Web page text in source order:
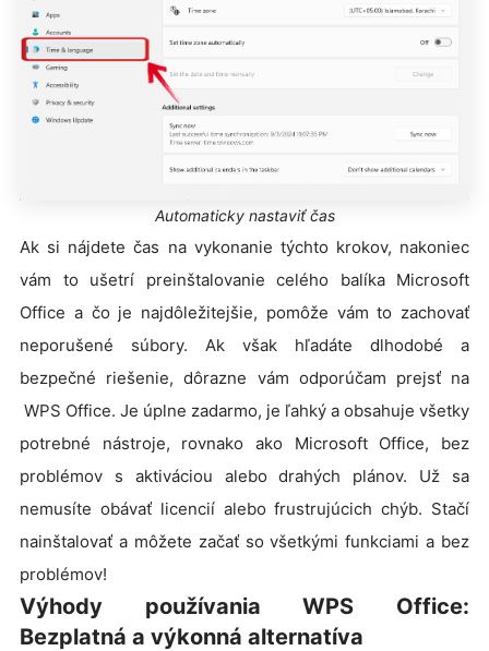
Automaticky nastaviť čas
Ak si nájdete čas na vykonanie týchto krokov, nakoniec
vám to ušetrí preinštalovanie celého balíka Microsoft
Office a čo je najdôležitejšie, pomôže vám to zachovať
neporušené súbory. Ak však hľadáte dlhodobé a
bezpečné riešenie, dôrazne vám odporúčam prejsť na
WPS Office. Je úplne zadarmo, je ľahký a obsahuje všetky
potrebné nástroje, rovnako ako Microsoft Office, bez
problémov s aktiváciou alebo drahých plánov. Už sa
nemusíte obávať licencií alebo frustrujúcich chýb. Stačí
nainštalovať a môžete začať so všetkými funkciami a bez
problémov!
Výhody používania WPS Office:
Bezplatná a výkonná alternatíva